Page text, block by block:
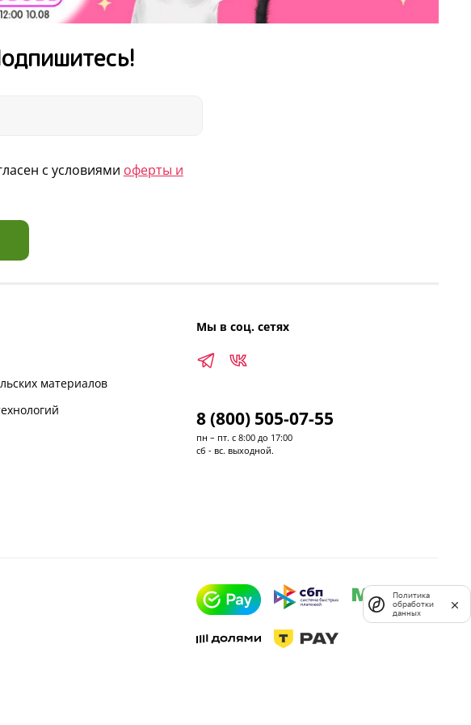
культуры. Дважды становилась лауреатом премии
Таня» и стихотворной подборкой «В животе у моря».
премии имени Корнея Чуковского в номинации «Золотой
с условиями оферты и
материалов
Мы в соц. сетях
8 (800) 505-07-55
пн – пт. с 8:00 до 17:00
сб - вс. выходной.
Политика
обработки
данных